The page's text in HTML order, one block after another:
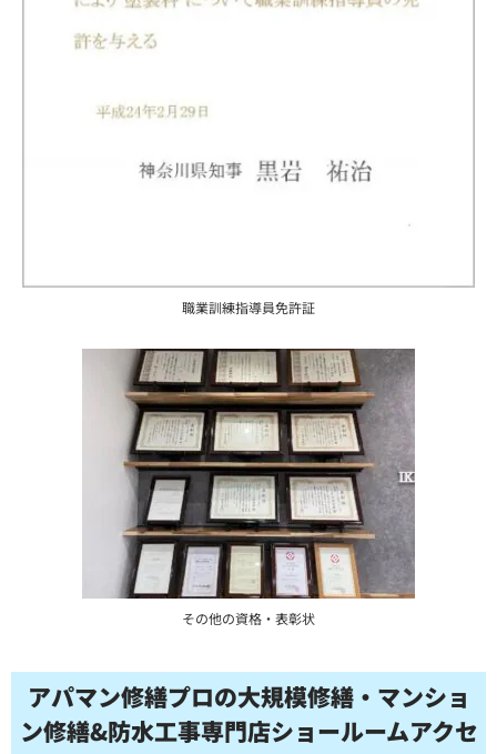
職業訓練指導員免許証
その他の資格・表彰状
アパマン修繕プロの大規模修繕・マンショ
ン修繕&防水工事専門店ショールームアクセ